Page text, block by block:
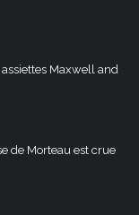
Maxwell and
de Morteau est crue